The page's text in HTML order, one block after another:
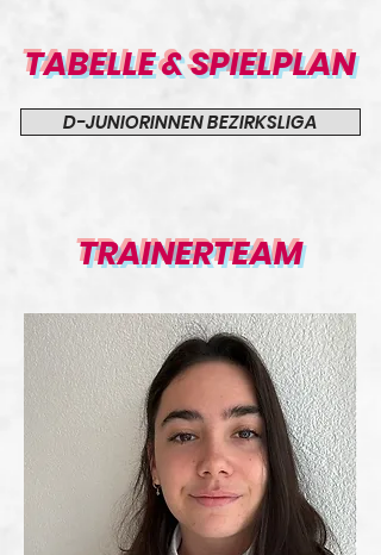
TABELLE & SPIELPLAN
D-JUNIORINNEN BEZIRKSLIGA
TRAINERTEAM